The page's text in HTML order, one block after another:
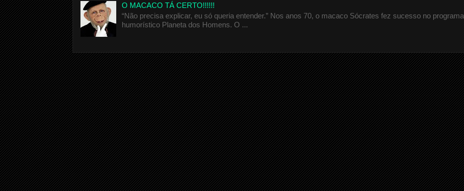
O MACACO TÁ CERTO!!!!!!
“Não precisa explicar, eu só queria entender.” Nos anos 70, o macaco Sócrates fez sucesso no programa
humorístico Planeta dos Homens. O ...